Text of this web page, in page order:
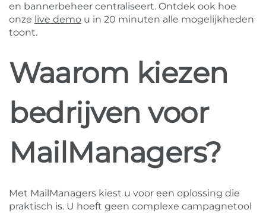
en bannerbeheer centraliseert. Ontdek ook hoe
onze live demo u in 20 minuten alle mogelijkheden
toont.
Waarom kiezen
bedrijven voor
MailManagers?
Met MailManagers kiest u voor een oplossing die
praktisch is. U hoeft geen complexe campagnetool